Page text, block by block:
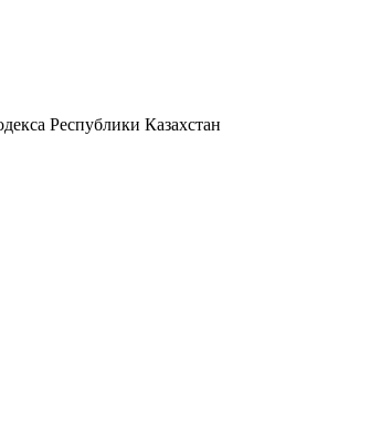
Республики Казахстан